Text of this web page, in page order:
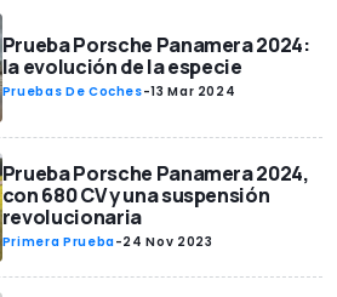
Prueba Porsche Panamera 2024:
la evolución de la especie
Pruebas De Coches-13 Mar 2024
Prueba Porsche Panamera 2024,
con 680 CV y una suspensión
revolucionaria
Primera Prueba-24 Nov 2023